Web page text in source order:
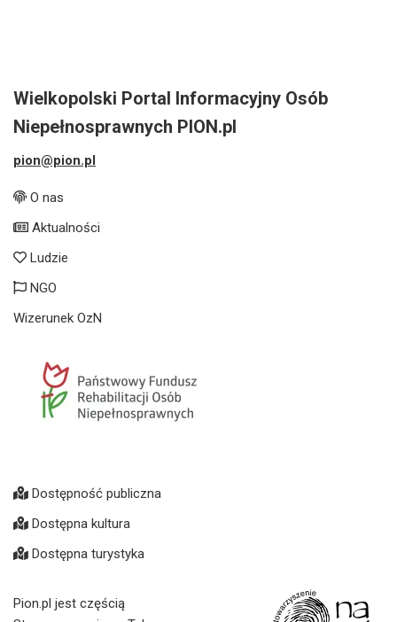
Wielkopolski Portal Informacyjny Osób
Niepełnosprawnych PION.pl
pion@pion.pl
O nas
Aktualności
Ludzie
NGO
Wizerunek OzN
Dostępność publiczna
Dostępna kultura
Dostępna turystyka
Pion.pl jest częścią